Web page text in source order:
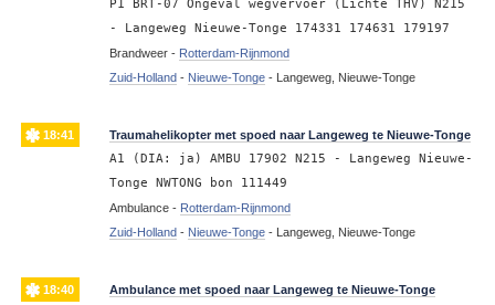
P1 BRT-07 Ongeval wegvervoer (Lichte THV) N215
- Langeweg Nieuwe-Tonge 174331 174631 179197
Brandweer - Rotterdam-Rijnmond
Zuid-Holland- Nieuwe-Tonge- Langeweg, Nieuwe-Tonge
18:41 Traumahelikopter met spoed naar Langeweg te Nieuwe-Tonge
A1 (DIA: ja) AMBU 17902 N215 - Langeweg Nieuwe-
Tonge NWTONG bon 111449
Ambulance - Rotterdam-Rijnmond
Zuid-Holland- Nieuwe-Tonge- Langeweg, Nieuwe-Tonge
18:40 Ambulance met spoed naar Langeweg te Nieuwe-Tonge